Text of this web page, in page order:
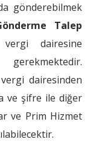
gönderebilmek
Talep
dairesine
dairesinden
ve şifre ile diğer
ve Prim Hizmet